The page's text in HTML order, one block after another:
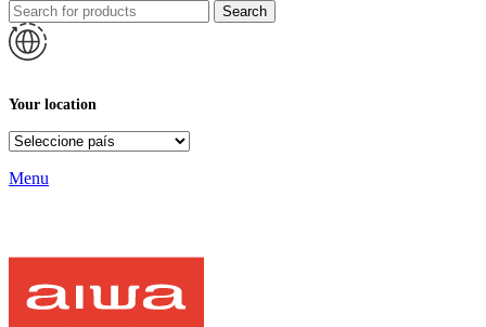
Search
Your location
Menu